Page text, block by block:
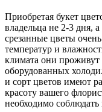
Приобретая букет
владельца не 2-3 дня,
срезанные цветы
температур и
климата они
оборудованных
и сорт цветов имеют
красоту вашего
необходимо